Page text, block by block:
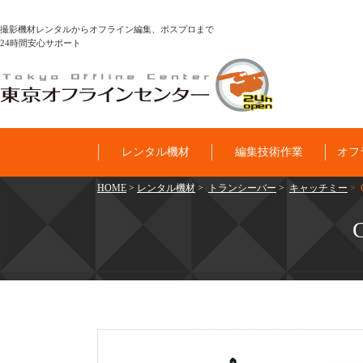
撮影機材レンタルからオフライン編集、ポスプロまで
24時間安心サポート
レンタル機材 編集技術作業 オフ
HOME > レンタル機材 > トランシーバー > キャッチミー >